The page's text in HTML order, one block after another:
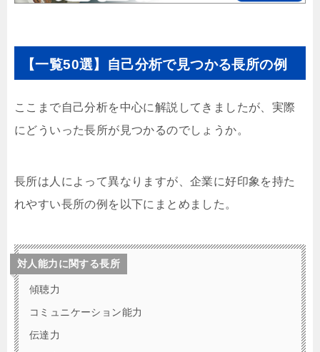
【一覧50選】自己分析で見つかる長所の例
ここまで自己分析を中心に解説してきましたが、実際
にどういった長所が見つかるのでしょうか。
長所は人によって異なりますが、企業に好印象を持た
れやすい長所の例を以下にまとめました。
対人能力に関する長所
傾聴力
コミュニケーション能力
伝達力